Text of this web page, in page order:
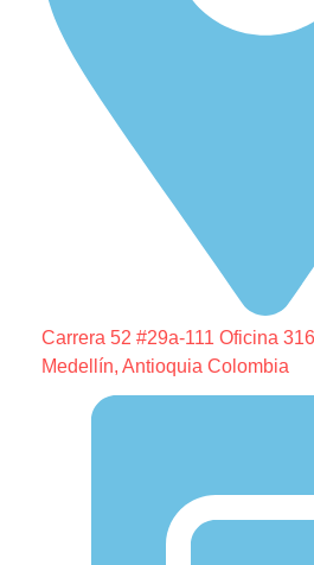
Carrera 52 #29a-111 Oficina
Medellín, Antioquia Colombia